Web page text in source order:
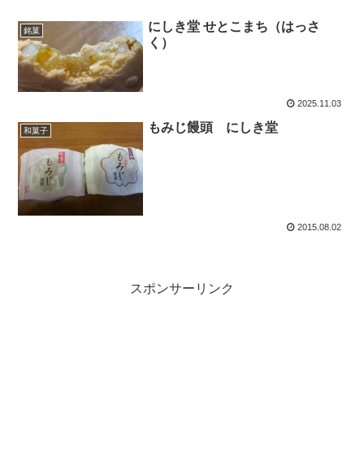
銘菓
にしき堂 せとこまち（はっさ
く）
2025.11.03
和菓子 もみじ饅頭 にしき堂
2015.08.02
スポンサーリンク